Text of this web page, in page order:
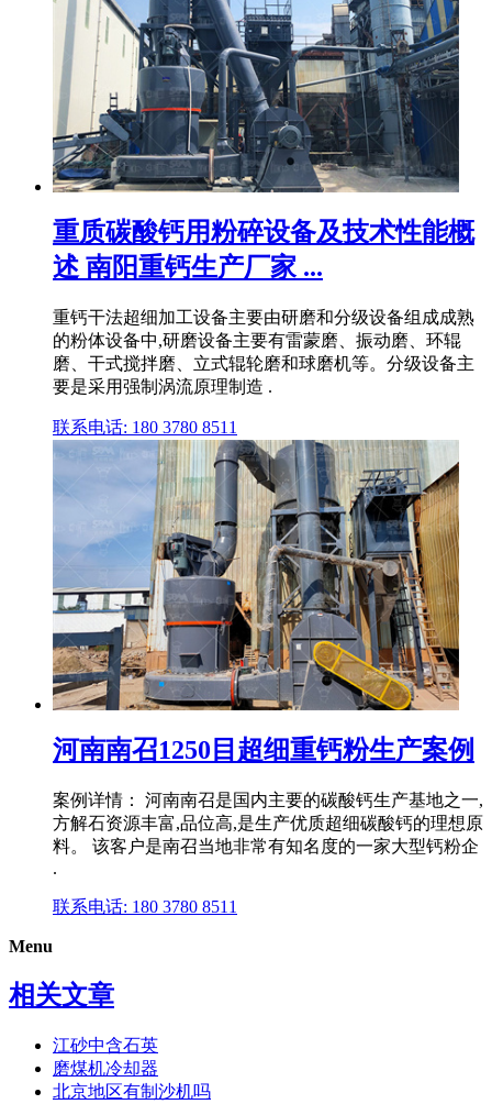
重质碳酸钙用粉碎设备及技术性能概
述 南阳重钙生产厂家 ...
重钙干法超细加工设备主要由研磨和分级设备组成成熟
的粉体设备中,研磨设备主要有雷蒙磨、振动磨、环辊
磨、干式搅拌磨、立式辊轮磨和球磨机等。分级设备主
要是采用强制涡流原理制造 .
联系电话: 180 3780 8511
河南南召1250目超细重钙粉生产案例
案例详情： 河南南召是国内主要的碳酸钙生产基地之一,
方解石资源丰富,品位高,是生产优质超细碳酸钙的理想原
料。 该客户是南召当地非常有知名度的一家大型钙粉企
.
联系电话: 180 3780 8511
Menu
相关文章
江砂中含石英
磨煤机冷却器
北京地区有制沙机吗